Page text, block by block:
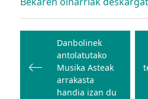
Bidalketetan
zehar
nabigatu
Danbolinek
antolatutako
Musika Asteak
arrakasta
handia izan du